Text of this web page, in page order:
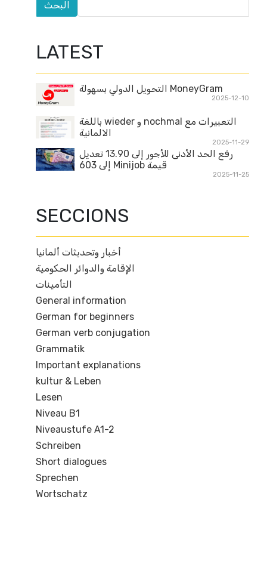
LATEST
MoneyGram التحويل الدولي بسهولة
2025-12-10
التعبيرات مع nochmal و wieder باللغة
الالمانية
2025-11-29
رفع الحد الأدنى للأجور إلى 13.90 تعديل
قيمة Minijob إلى 603
2025-11-25
SECCIONS
أخبار وتحديثات ألمانيا
الإقامة والدوائر الحكومية
التأمينات
General information
German for beginners
German verb conjugation
Grammatik
Important explanations
kultur & Leben
Lesen
Niveau B1
Niveaustufe A1-2
Schreiben
Short dialogues
Sprechen
Wortschatz